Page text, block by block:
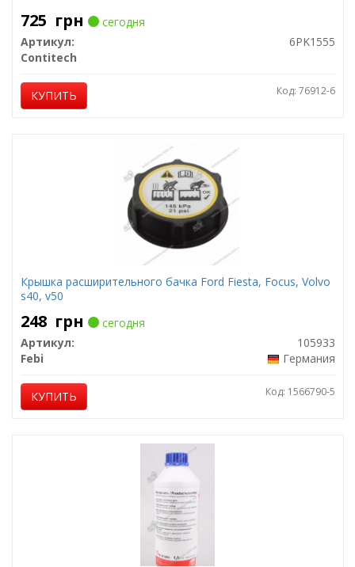
725 грн
сегодня
Артикул:
6PK1555
Contitech
КУПИТЬ Код: 76912-6
Крышка расширительного бачка Ford Fiesta, Focus, Volvo
s40, v50
248 грн
сегодня
Артикул:
105933
Febi
Германия
КУПИТЬ Код: 1566790-5